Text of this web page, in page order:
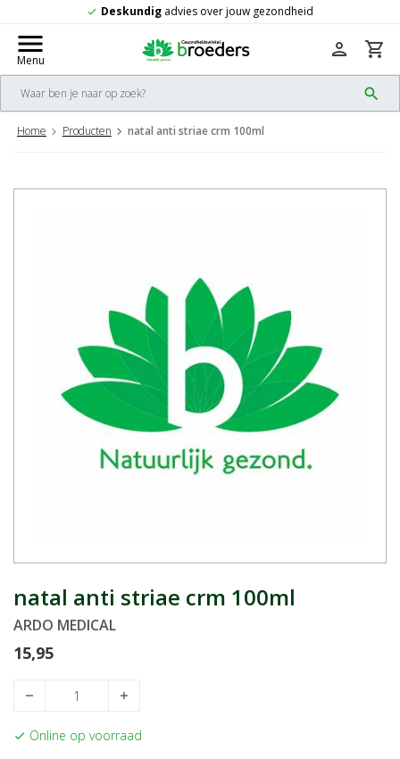
advies over jouw gezondheid
menu
Menu
search
person shopping_cart
Home Producten natal anti striae crm 100ml
natal anti striae crm 100ml
ARDO MEDICAL
15,95
remove add
check Online op voorraad